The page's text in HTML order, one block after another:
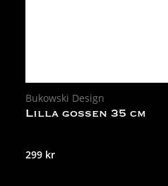
Bukowski Design
Lilla gossen 35 cm
299 kr